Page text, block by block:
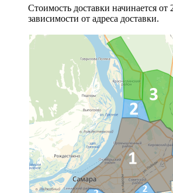
Стоимость доставки начинается от
зависимости от адреса доставки.